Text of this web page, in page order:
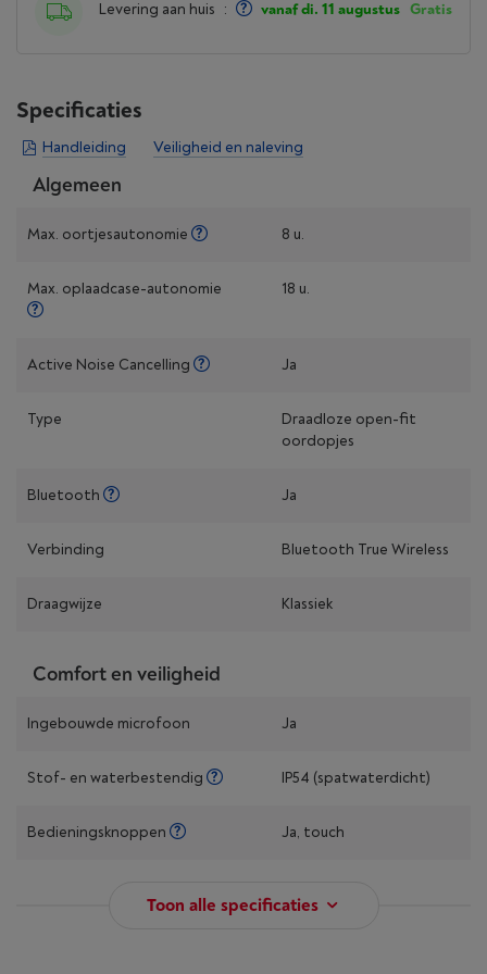
Levering aan huis : vanaf di. 11 augustus Gratis
Specificaties
Handleiding Veiligheid en naleving
Algemeen
Max. oortjesautonomie 8 u.
Max. oplaad­case-autonomie 18 u.
Active Noise Cancelling Ja
Type
Draadloze open-fit
oordopjes
Bluetooth Ja
Verbinding Bluetooth True Wireless
Draagwijze Klassiek
Comfort en veiligheid
Ingebouwde microfoon Ja
Stof- en waterbestendig IP54 (spatwaterdicht)
Bedieningsknoppen Ja, touch
Toon alle specificaties